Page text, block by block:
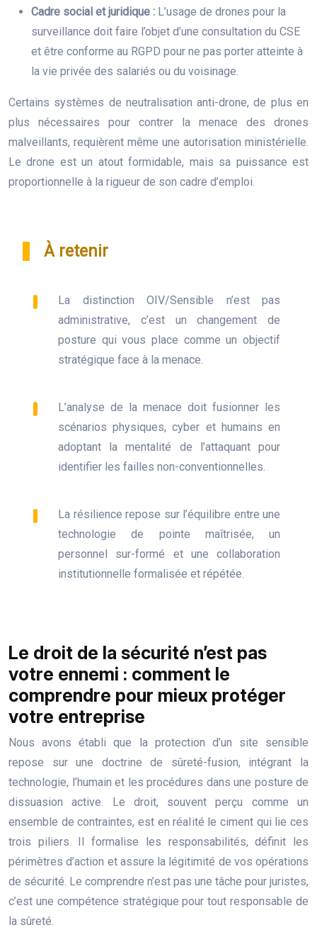
Cadre social et juridique : L’usage de drones pour la
surveillance doit faire l’objet d’une consultation du CSE
et être conforme au RGPD pour ne pas porter atteinte à
la vie privée des salariés ou du voisinage.
Certains systèmes de neutralisation anti-drone, de plus en
plus nécessaires pour contrer la menace des drones
malveillants, requièrent même une autorisation ministérielle.
Le drone est un atout formidable, mais sa puissance est
proportionnelle à la rigueur de son cadre d’emploi.
À retenir
La distinction OIV/Sensible n’est pas
administrative, c’est un changement de
posture qui vous place comme un objectif
stratégique face à la menace.
L’analyse de la menace doit fusionner les
scénarios physiques, cyber et humains en
adoptant la mentalité de l’attaquant pour
identifier les failles non-conventionnelles.
La résilience repose sur l’équilibre entre une
technologie de pointe maîtrisée, un
personnel sur-formé et une collaboration
institutionnelle formalisée et répétée.
Le droit de la sécurité n’est pas
votre ennemi : comment le
comprendre pour mieux protéger
votre entreprise
Nous avons établi que la protection d’un site sensible
repose sur une doctrine de sûreté-fusion, intégrant la
technologie, l’humain et les procédures dans une posture de
dissuasion active. Le droit, souvent perçu comme un
ensemble de contraintes, est en réalité le ciment qui lie ces
trois piliers. Il formalise les responsabilités, définit les
périmètres d’action et assure la légitimité de vos opérations
de sécurité. Le comprendre n’est pas une tâche pour juristes,
c’est une compétence stratégique pour tout responsable de
la sûreté.